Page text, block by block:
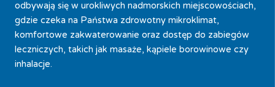
odbywają się w urokliwych nadmorskich miejscowościach,
gdzie czeka na Państwa zdrowotny mikroklimat,
komfortowe zakwaterowanie oraz dostęp do zabiegów
leczniczych, takich jak masaże, kąpiele borowinowe czy
inhalacje.